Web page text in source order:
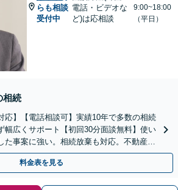
らも相談
受付中
電話・ビデオな
ど)は応相談
9:00~18:00
（平日）
相続
応】【電話相談可】実績10年で多数の相続
幅広くサポート【初回30分面談無料】使い
た事案に強い。相続放棄も対応。不動産相
案。生前対策もお任せを
料金表を見る